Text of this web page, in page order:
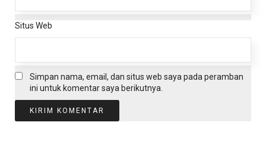
Situs Web
Simpan nama, email, dan situs web saya pada peramban
ini untuk komentar saya berikutnya.